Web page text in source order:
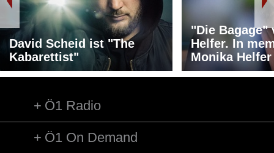
David Scheid ist "The
Kabarettist"
"Die Bagage"
Helfer. In
Monika Helfer
Ö1 Radio
Ö1 On Demand